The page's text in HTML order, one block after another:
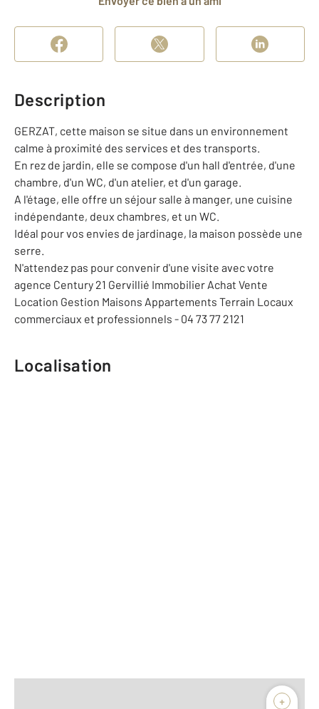
Description
GERZAT, cette maison se situe dans un environnement
calme à proximité des services et des transports.
En rez de jardin, elle se compose d'un hall d'entrée, d'une
chambre, d'un WC, d'un atelier, et d'un garage.
A l'étage, elle offre un séjour salle à manger, une cuisine
indépendante, deux chambres, et un WC.
Idéal pour vos envies de jardinage, la maison possède une
serre.
N'attendez pas pour convenir d'une visite avec votre
agence Century 21 Gervillié Immobilier Achat Vente
Location Gestion Maisons Appartements Terrain Locaux
commerciaux et professionnels - 04 73 77 2121
Localisation
+